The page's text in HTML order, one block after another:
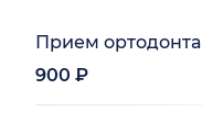
Прием ортодонта
900 ₽